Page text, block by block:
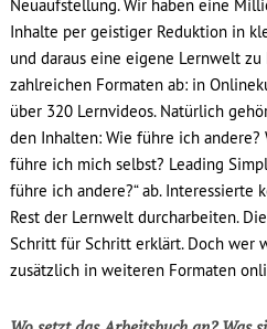
Neuaufstellung. Wir haben eine
Inhalte per geistiger Reduktion in
und daraus eine eigene Lernwelt
zahlreichen Formaten ab: in
über 320 Lernvideos. Natürlich
den Inhalten: Wie führe ich andere?
führe ich mich selbst? Leading
führe ich andere?“ ab. Interessierte
Rest der Lernwelt durcharbeiten.
Schritt für Schritt erklärt. Doch wer
zusätzlich in weiteren Formaten